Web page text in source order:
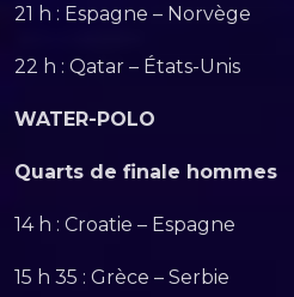
21 h : Espagne – Norvège
22 h : Qatar – États-Unis
WATER-POLO
Quarts de finale hommes
14 h : Croatie – Espagne
15 h 35 : Grèce – Serbie